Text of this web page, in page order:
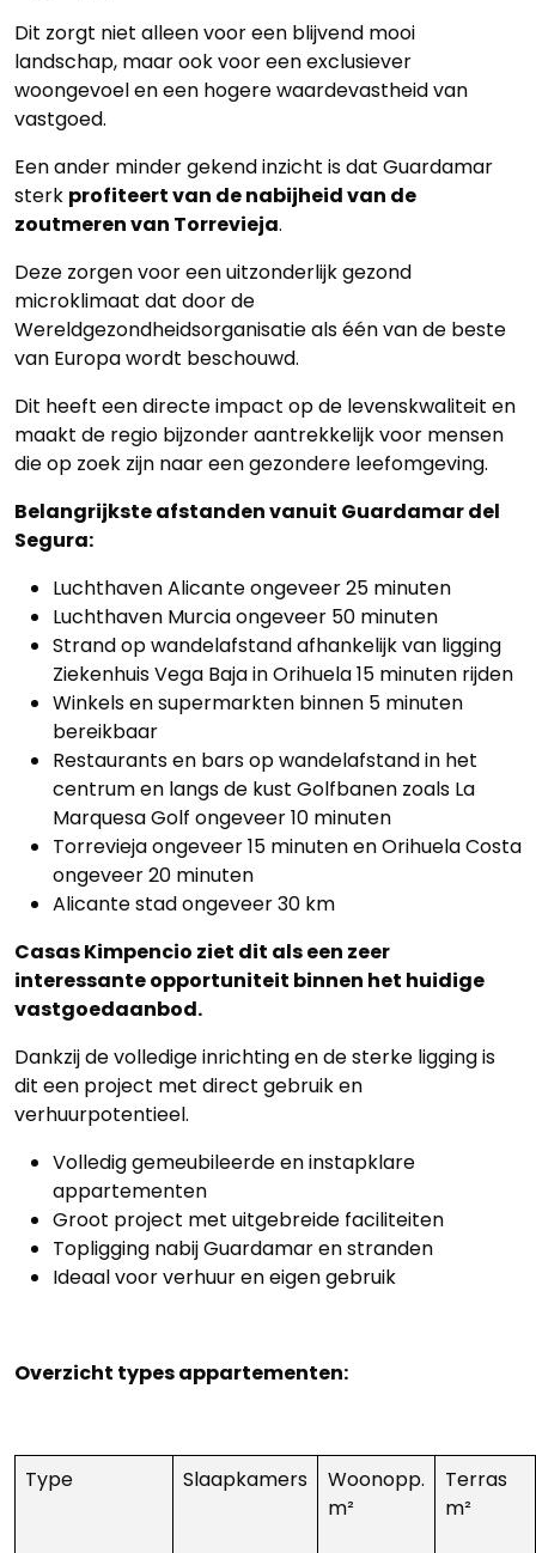
Dit zorgt niet alleen voor een blijvend mooi
landschap, maar ook voor een exclusiever
woongevoel en een hogere waardevastheid van
vastgoed.
Een ander minder gekend inzicht is dat Guardamar
sterk profiteert van de nabijheid van de
zoutmeren van Torrevieja.
Deze zorgen voor een uitzonderlijk gezond
microklimaat dat door de
Wereldgezondheidsorganisatie als één van de beste
van Europa wordt beschouwd.
Dit heeft een directe impact op de levenskwaliteit en
maakt de regio bijzonder aantrekkelijk voor mensen
die op zoek zijn naar een gezondere leefomgeving.
Belangrijkste afstanden vanuit Guardamar del
Segura:
Luchthaven Alicante ongeveer 25 minuten
Luchthaven Murcia ongeveer 50 minuten
Strand op wandelafstand afhankelijk van ligging
Ziekenhuis Vega Baja in Orihuela 15 minuten rijden
Winkels en supermarkten binnen 5 minuten
bereikbaar
Restaurants en bars op wandelafstand in het
centrum en langs de kust Golfbanen zoals La
Marquesa Golf ongeveer 10 minuten
Torrevieja ongeveer 15 minuten en Orihuela Costa
ongeveer 20 minuten
Alicante stad ongeveer 30 km
Casas Kimpencio ziet dit als een zeer
interessante opportuniteit binnen het huidige
vastgoedaanbod.
Dankzij de volledige inrichting en de sterke ligging is
dit een project met direct gebruik en
verhuurpotentieel.
Volledig gemeubileerde en instapklare
appartementen
Groot project met uitgebreide faciliteiten
Topligging nabij Guardamar en stranden
Ideaal voor verhuur en eigen gebruik
Overzicht types appartementen:
Type Slaapkamers
Woonopp.
m²
Terras
m²